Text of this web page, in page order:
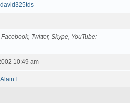
david325tds
Twitter, Skype, YouTube
10:49 am
AlainT